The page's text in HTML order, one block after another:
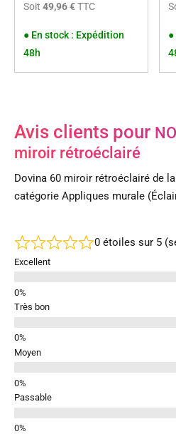
Soit 49,96 €TTC
● En stock : Expédition
48h
●
Avis clients pour
miroir rétroéclairé
Dovina 60 miroir rétroéclairé de
catégorie Appliques murale
0 étoiles sur 5
Excellent
Très bon
Moyen
Passable